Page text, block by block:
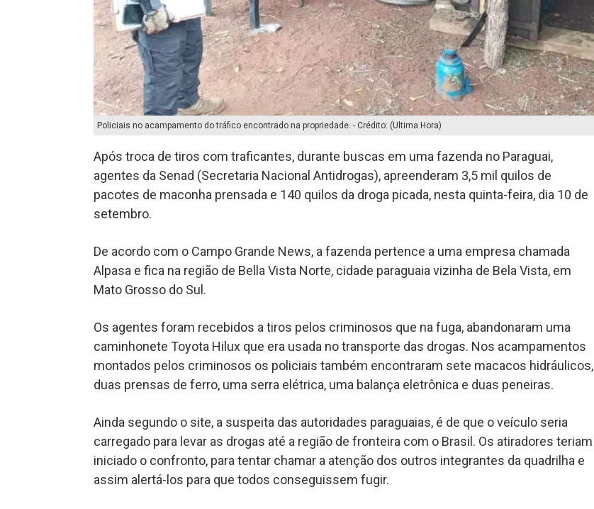
Policiais no acampamento do tráfico encontrado na propriedade. - Crédito: (Ultima Hora)
Após troca de tiros com traficantes, durante buscas em uma fazenda no Paraguai,
agentes da Senad (Secretaria Nacional Antidrogas), apreenderam 3,5 mil quilos de
pacotes de maconha prensada e 140 quilos da droga picada, nesta quinta-feira, dia 10 de
setembro.
De acordo com o Campo Grande News, a fazenda pertence a uma empresa chamada
Alpasa e fica na região de Bella Vista Norte, cidade paraguaia vizinha de Bela Vista, em
Mato Grosso do Sul.
Os agentes foram recebidos a tiros pelos criminosos que na fuga, abandonaram uma
caminhonete Toyota Hilux que era usada no transporte das drogas. Nos acampamentos
montados pelos criminosos os policiais também encontraram sete macacos hidráulicos,
duas prensas de ferro, uma serra elétrica, uma balança eletrônica e duas peneiras.
Ainda segundo o site, a suspeita das autoridades paraguaias, é de que o veículo seria
carregado para levar as drogas até a região de fronteira com o Brasil. Os atiradores teriam
iniciado o confronto, para tentar chamar a atenção dos outros integrantes da quadrilha e
assim alertá-los para que todos conseguissem fugir.